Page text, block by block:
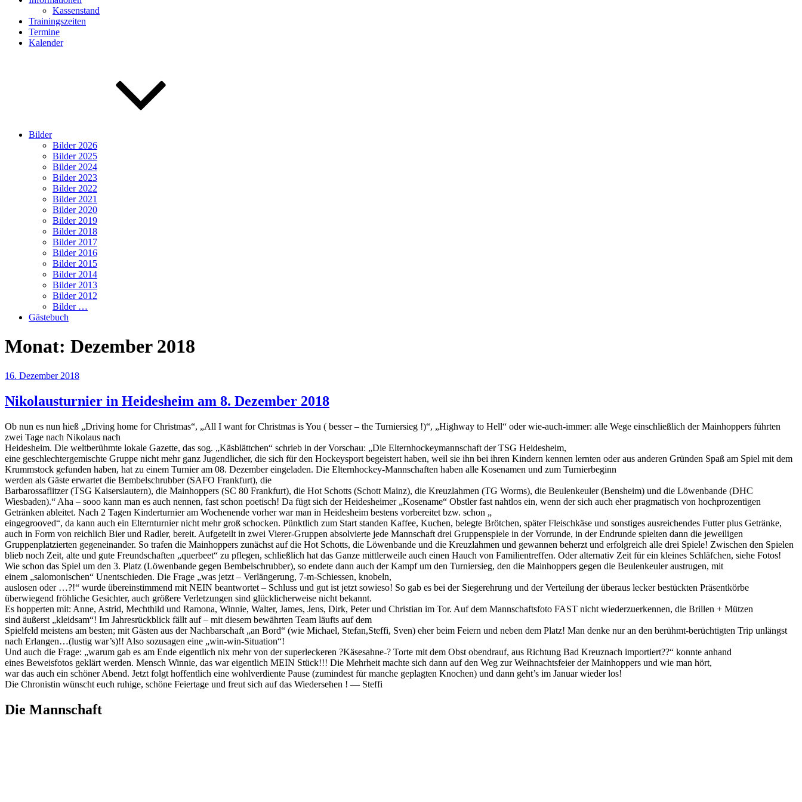
Kassenstand
Trainingszeiten
Termine
Kalender
Bilder
Bilder 2026
Bilder 2025
Bilder 2024
Bilder 2023
Bilder 2022
Bilder 2021
Bilder 2020
Bilder 2019
Bilder 2018
Bilder 2017
Bilder 2016
Bilder 2015
Bilder 2014
Bilder 2013
Bilder 2012
Bilder …
Gästebuch
Monat: Dezember 2018
Veröffentlicht
16. Dezember 2018
Nikolausturnier in Heidesheim am 8. Dezember 2018
Ob nun es nun hieß „Driving home for Christmas“, „All I want for Christmas is You ( besser – the Turniersieg !)“, „Highway to Hell“ oder wie-auch-immer: alle Wege einschließlich der Mainhoppers führten
zwei Tage nach Nikolaus nach
Heidesheim. Die weltberühmte lokale Gazette, das sog. „Käsblättchen“ schrieb in der Vorschau: „Die Elternhockeymannschaft der TSG Heidesheim,
eine geschlechtergemischte Gruppe nicht mehr ganz Jugendlicher, die sich für den Hockeysport begeistert haben, weil sie ihn bei ihren Kindern kennen lernten oder aus anderen Gründen Spaß am Spiel mit dem
Krummstock gefunden haben, hat zu einem Turnier am 08. Dezember eingeladen. Die Elternhockey-Mannschaften haben alle Kosenamen und zum Turnierbeginn
werden als Gäste erwartet die Bembelschrubber (SAFO Frankfurt), die
Barbarossaflitzer (TSG Kaiserslautern), die Mainhoppers (SC 80 Frankfurt), die Hot Schotts (Schott Mainz), die Kreuzlahmen (TG Worms), die Beulenkeuler (Bensheim) und die Löwenbande (DHC
Wiesbaden).“ Aha – sooo kann man es auch nennen, fast schon poetisch! Da fügt sich der Heidesheimer „Kosename“ Obstler fast nahtlos ein, wenn der sich auch eher pragmatisch von hochprozentigen
Getränken ableitet. Nach 2 Tagen Kinderturnier am Wochenende vorher war man in Heidesheim bestens vorbereitet bzw. schon „
eingegrooved“, da kann auch ein Elternturnier nicht mehr groß schocken. Pünktlich zum Start standen Kaffee, Kuchen, belegte Brötchen, später Fleischkäse und sonstiges ausreichendes Futter plus Getränke,
auch in Form von reichlich Bier und Radler, bereit. Aufgeteilt in zwei Vierer-Gruppen absolvierte jede Mannschaft drei Gruppenspiele in der Vorrunde, in der Endrunde spielten dann die jeweiligen
Gruppenplatzierten gegeneinander. So trafen die Mainhoppers zunächst auf die Hot Schotts, die Löwenbande und die Kreuzlahmen und gewannen beherzt und erfolgreich alle drei Spiele! Zwischen den Spielen
blieb noch Zeit, alte und gute Freundschaften „querbeet“ zu pflegen, schließlich hat das Ganze mittlerweile auch einen Hauch von Familientreffen. Oder alternativ Zeit für ein kleines Schläfchen, siehe Fotos!
Wie schon das Spiel um den 3. Platz (Löwenbande gegen Bembelschrubber), so endete dann auch der Kampf um den Turniersieg, den die Mainhoppers gegen die Beulenkeuler austrugen, mit
einem „salomonischen“ Unentschieden. Die Frage „was jetzt – Verlängerung, 7-m-Schiessen, knobeln,
auslosen oder …?!“ wurde übereinstimmend mit NEIN beantwortet – Schluss und gut ist jetzt sowieso! So gab es bei der Siegerehrung und der Verteilung der überaus lecker bestückten Präsentkörbe
überwiegend fröhliche Gesichter, auch größere Verletzungen sind glücklicherweise nicht bekannt.
Es hopperten mit: Anne, Astrid, Mechthild und Ramona, Winnie, Walter, James, Jens, Dirk, Peter und Christian im Tor. Auf dem Mannschaftsfoto FAST nicht wiederzuerkennen, die Brillen + Mützen
sind äußerst „kleidsam“! Im Jahresrückblick fällt auf – mit diesem bewährten Team läufts auf dem
Spielfeld meistens am besten; mit Gästen aus der Nachbarschaft „an Bord“ (wie Michael, Stefan,Steffi, Sven) eher beim Feiern und neben dem Platz! Man denke nur an den berühmt-berüchtigten Trip unlängst
nach Erlangen…(lustig war’s)!! Also sozusagen eine „win-win-Situation“!
Und auch die Frage: „warum gab es am Ende eigentlich nix mehr von der superleckeren ?Käsesahne-? Torte mit dem Obst obendrauf, aus Richtung Bad Kreuznach importiert??“ konnte anhand
eines Beweisfotos geklärt werden. Mensch Winnie, das war eigentlich MEIN Stück!!! Die Mehrheit machte sich dann auf den Weg zur Weihnachtsfeier der Mainhoppers und wie man hört,
war das auch ein schöner Abend. Jetzt folgt hoffentlich eine wohlverdiente Pause (zumindest für manche geplagten Knochen) und dann geht’s im Januar wieder los!
Die Chronistin wünscht euch ruhige, schöne Feiertage und freut sich auf das Wiedersehen ! — Steffi
Die Mannschaft